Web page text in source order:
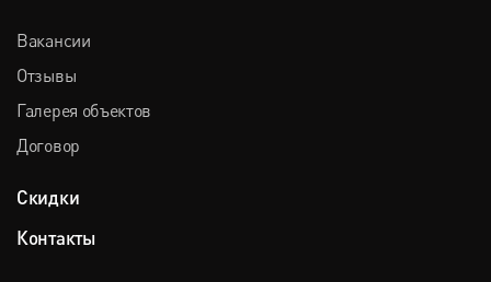
Вакансии
Отзывы
Галерея объектов
Договор
Скидки
Контакты